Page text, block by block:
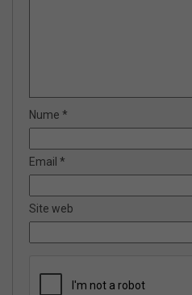
Nume *
Email *
Site web